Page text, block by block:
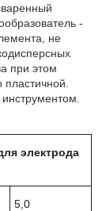
-
не
при этом
электрода
5,0